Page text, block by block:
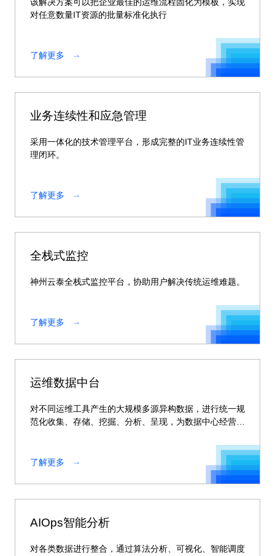
对任意数量IT资源的批量标准化执行
了解更多
业务连续性和应急管理
采用一体化的技术管理平台，形成完整的IT业务连续性管
理闭环。
了解更多
全栈式监控
神州云泰全栈式监控平台，协助用户解决传统运维难题。
了解更多
运维数据中台
对不同运维工具产生的大规模多源异构数据，进行统一规
范化收集、存储、挖掘、分析、呈现，为数据中心经营决
了解更多
AIOps智能分析
对各类数据进行整合，通过算法分析、可视化、智能调度